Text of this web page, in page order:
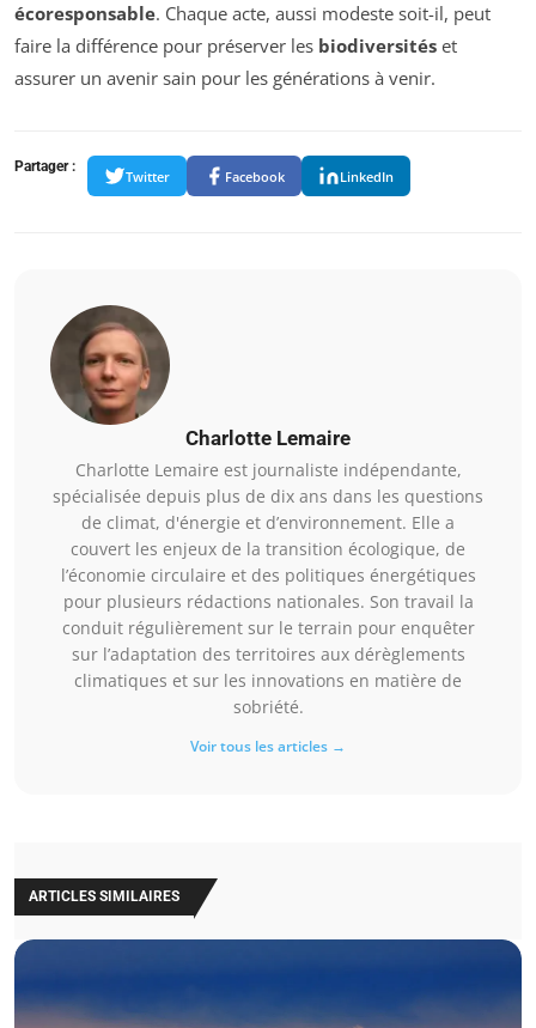
écoresponsable. Chaque acte, aussi modeste soit-il, peut
faire la différence pour préserver les biodiversités et
assurer un avenir sain pour les générations à venir.
Partager :
Twitter Facebook LinkedIn
Charlotte Lemaire
Charlotte Lemaire est journaliste indépendante,
spécialisée depuis plus de dix ans dans les questions
de climat, d'énergie et d’environnement. Elle a
couvert les enjeux de la transition écologique, de
l’économie circulaire et des politiques énergétiques
pour plusieurs rédactions nationales. Son travail la
conduit régulièrement sur le terrain pour enquêter
sur l’adaptation des territoires aux dérèglements
climatiques et sur les innovations en matière de
sobriété.
Voir tous les articles →
ARTICLES SIMILAIRES